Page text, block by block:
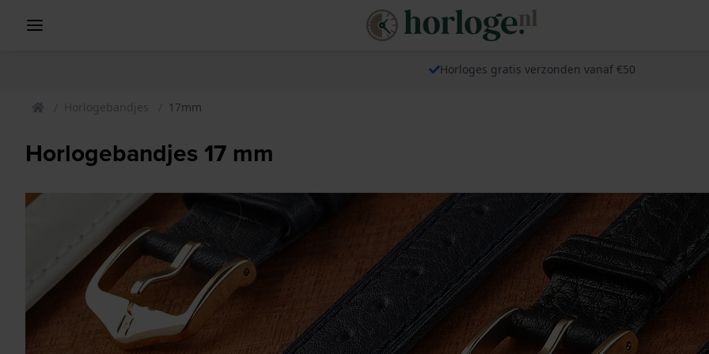
Horloges gratis verzonden vanaf €50
Horlogebandjes 17mm
Horlogebandjes 17 mm